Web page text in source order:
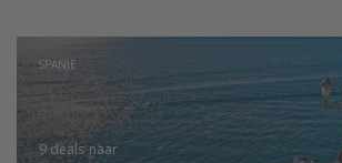
SPANJE
9 dealsnaar